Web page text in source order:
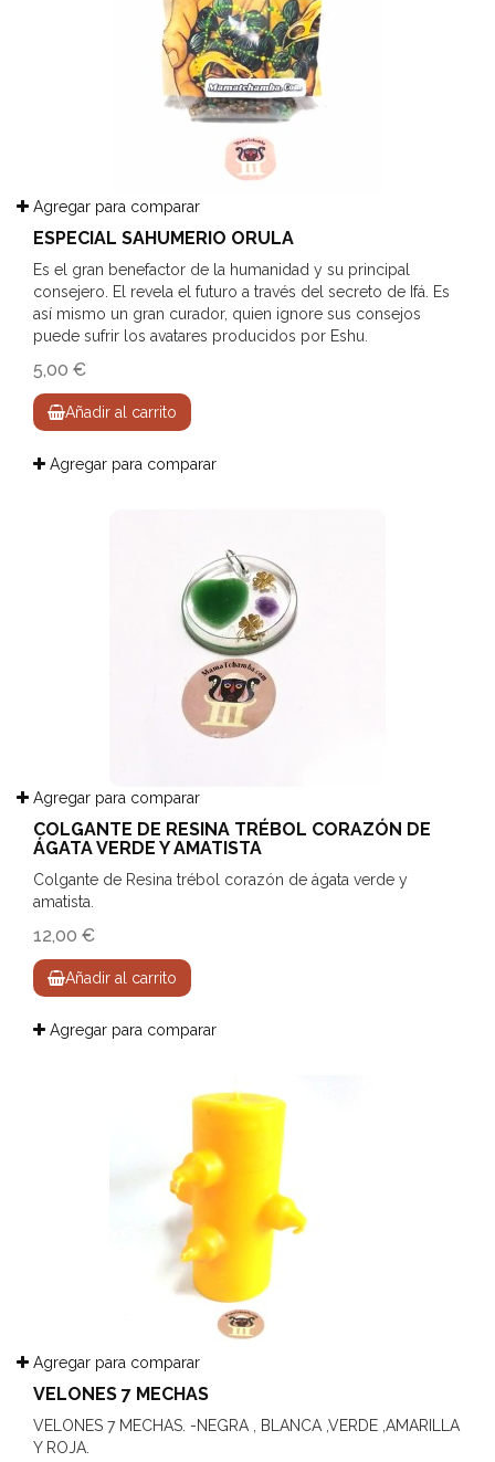
Agregar para comparar
ESPECIAL SAHUMERIO ORULA
Es el gran benefactor de la humanidad y su principal
consejero. El revela el futuro a través del secreto de Ifá. Es
así mismo un gran curador, quien ignore sus consejos
puede sufrir los avatares producidos por Eshu.
5,00 €
Añadir al carrito
Agregar para comparar
Agregar para comparar
COLGANTE DE RESINA TRÉBOL CORAZÓN DE
ÁGATA VERDE Y AMATISTA
Colgante de Resina trébol corazón de ágata verde y
amatista.
12,00 €
Añadir al carrito
Agregar para comparar
Agregar para comparar
VELONES 7 MECHAS
VELONES 7 MECHAS. -NEGRA , BLANCA ,VERDE ,AMARILLA
Y ROJA.